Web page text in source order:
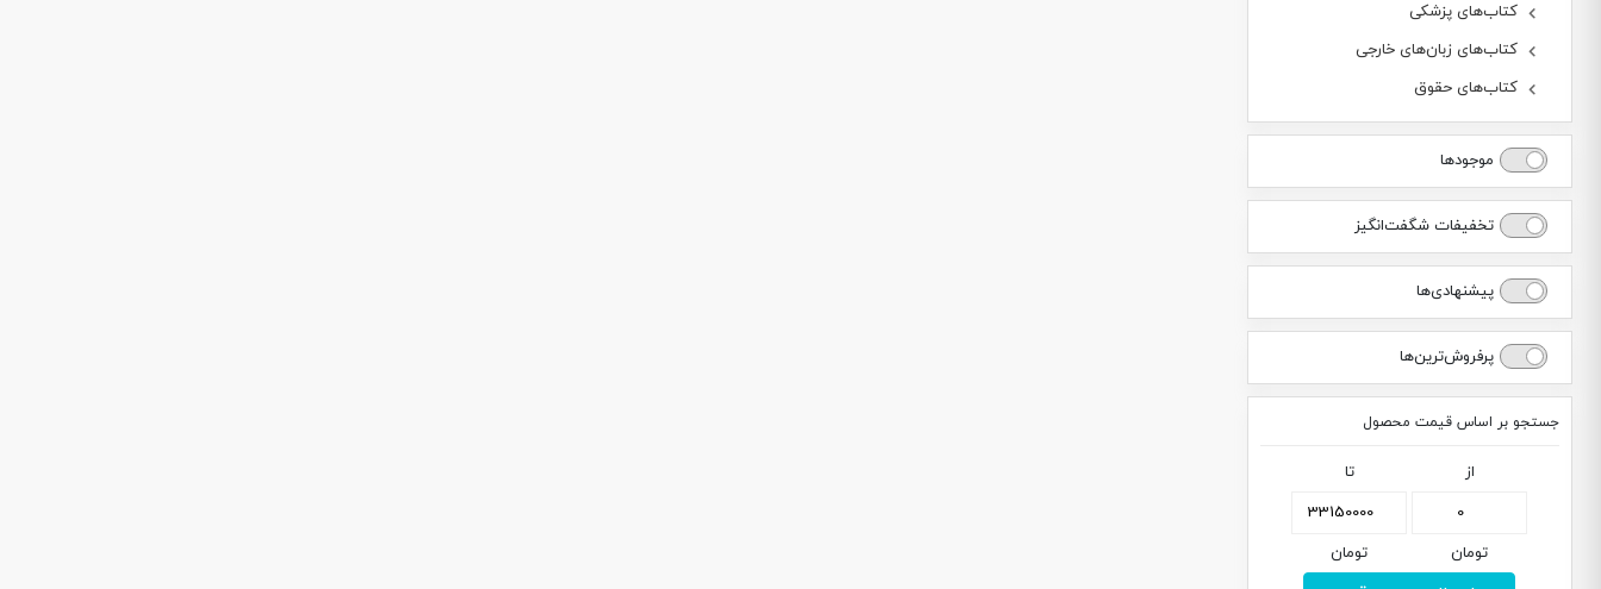
کتاب‌های پزشکی
کتاب‌های زبان‌های خارجی
کتاب‌های حقوق
موجودها
تخفیفات شگفت‌انگیز
پیشنهادی‌ها
پرفروش‌ترین‌ها
جستجو بر اساس قیمت محصول
از
تومان
تا
تومان